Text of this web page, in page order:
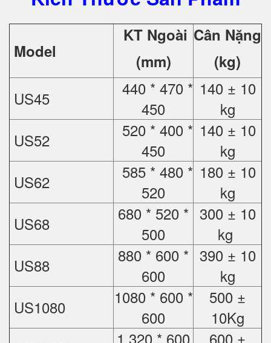
Model
KT Ngoài
(mm)
Cân Nặng
(kg)
US45
440 * 470 *
450
140 ± 10
kg
US52
520 * 400 *
450
140 ± 10
kg
US62
585 * 480 *
520
180 ± 10
kg
US68
680 * 520 *
500
300 ± 10
kg
US88
880 * 600 *
600
390 ± 10
kg
US1080
1080 * 600 *
600
500 ±
10Kg
1.320 * 600
600 ±